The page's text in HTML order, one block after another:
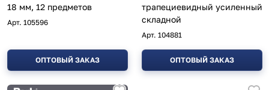
18 мм, 12 предметов
Арт. 105596
ОПТОВЫЙ ЗАКАЗ
трапециевидный усиленный
складной
Арт. 104881
ОПТОВЫЙ ЗАКАЗ